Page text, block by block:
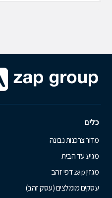
כלים
מדור צרכנות נבונה
מגיע עד הבית
מגזין zap דפי זהב
עסקים מומלצים (עסק זהב)